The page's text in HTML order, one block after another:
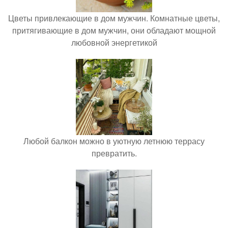
Цветы привлекающие в дом мужчин. Комнатные цветы,
притягивающие в дом мужчин, они обладают мощной
любовной энергетикой
Любой балкон можно в уютную летнюю террасу
превратить.